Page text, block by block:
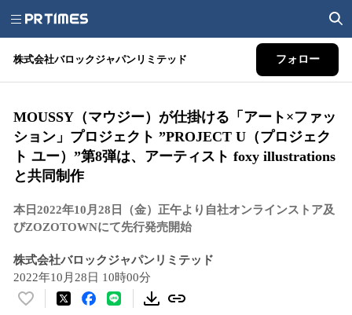
株式会社バロックジャパンリミテッド フォロー
MOUSSY（マウジー）が仕掛ける「アート×ファッ
ション」プロジェクト ”PROJECT U（プロジェク
ト ユー）”第8弾は、アーティスト foxy illustrations
と共同制作
本日2022年10月28日（金）正午より自社オンラインストア及
びZOZOTOWNにて先行発売開始
株式会社バロックジャパンリミテッド
2022年10月28日 10時00分
い